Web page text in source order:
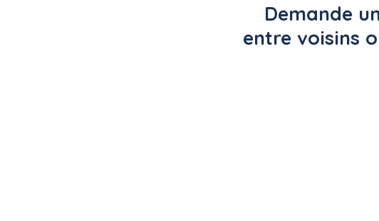
Demande
entre voisins